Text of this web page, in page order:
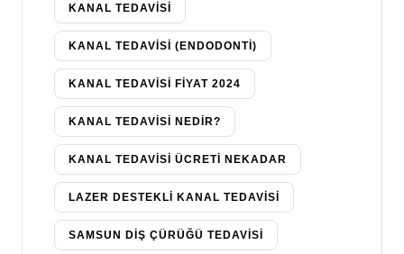
KANAL TEDAVISI
KANAL TEDAVISI (ENDODONTI)
KANAL TEDAVISI FIYAT 2024
KANAL TEDAVISI NEDIR?
KANAL TEDAVISI ÜCRETI NEKADAR
LAZER DESTEKLI KANAL TEDAVISI
SAMSUN DIŞ ÇÜRÜĞÜ TEDAVISI